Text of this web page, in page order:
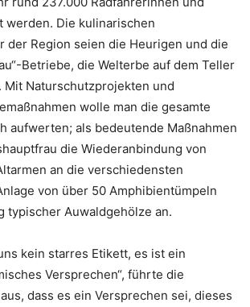
werden. Die kulinarischen
der Region seien die Heurigen und die
Betriebe, die Welterbe auf dem Teller
Mit Naturschutzprojekten und
wolle man die gesamte
aufwerten; als bedeutende Maßnahmen
die Wiederanbindung von
an die verschiedensten
von über 50 Amphibientümpeln
typischer Auwaldgehölze an.
kein starres Etikett, es ist ein
Versprechen“, führte die
dass es ein Versprechen sei, dieses